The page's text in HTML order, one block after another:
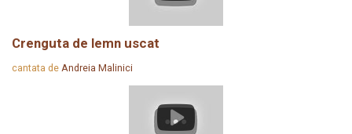
Crenguta de lemn uscat
cantata de Andreia Malinici